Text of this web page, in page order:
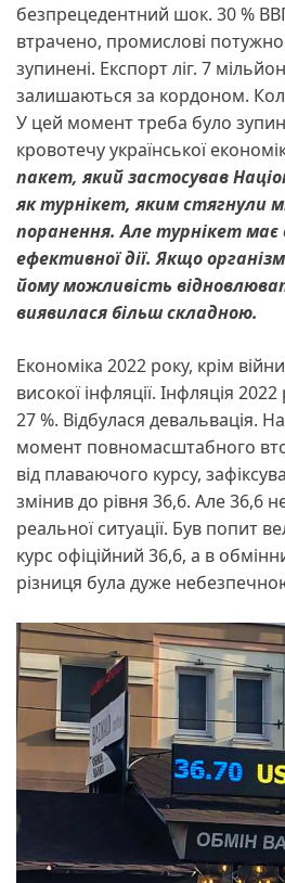
безпрецедентний шок. 30 %
втрачено, промислові
зупинені. Експорт ліг. 7
залишаються за кордоном.
У цей момент треба було
кровотечу української
пакет, який застосував
як турнікет, яким стягнули
поранення. Але турнікет
ефективної дії. Якщо
йому можливість
виявилася більш складною.
Економіка 2022 року, крім
високої інфляції. Інфляція
27 %. Відбулася девальвація.
момент повномасштабного
від плаваючого курсу,
змінив до рівня 36,6. Але 36,6
реальної ситуації. Був попит
курс офіційний 36,6, а в
різниця була дуже